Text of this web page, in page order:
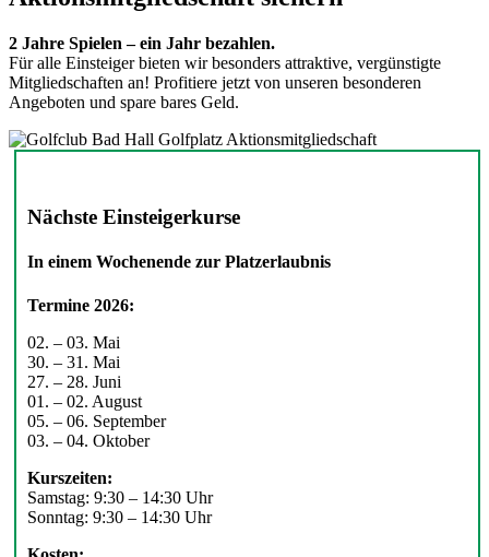
2 Jahre Spielen – ein Jahr bezahlen.
Für alle Einsteiger bieten wir besonders attraktive, vergünstigte
Mitgliedschaften an! Profitiere jetzt von unseren besonderen
Angeboten und spare bares Geld.
Nächste Einsteigerkurse
In einem Wochenende zur Platzerlaubnis
Termine 2026:
02. – 03. Mai
30. – 31. Mai
27. – 28. Juni
01. – 02. August
05. – 06. September
03. – 04. Oktober
Kurszeiten:
Samstag: 9:30 – 14:30 Uhr
Sonntag: 9:30 – 14:30 Uhr